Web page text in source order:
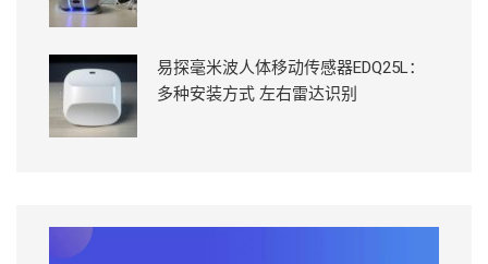
易探毫米波人体移动传感器EDQ25L：
多种安装方式 左右雷达识别